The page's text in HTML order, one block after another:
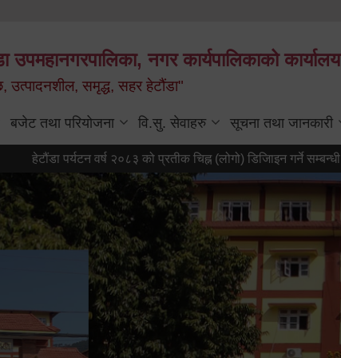
उपमहानगरपालिका, नगर कार्यपालिकाको कार्यालय
उत्पादनशील, समृद्ध, सहर हेटौंडा"
बजेट तथा परियोजना वि.सु. सेवाहरु सूचना तथा जानकारी
पर्यटन वर्ष २०८३ को प्रतीक चिह्न (लोगो) डिजिाइन गर्ने सम्बन्धी सूचना